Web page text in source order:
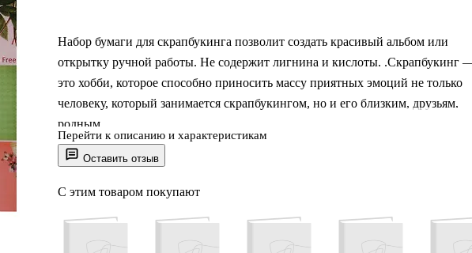
Оставить отзыв
Набор бумаги для скрапбукинга позволит создать красивый альбом или
открытку ручной работы. Не содержит лигнина и кислоты. .Скрапбукинг
это хобби, которое способно приносить массу приятных эмоций не только
человеку, который занимается скрапбукингом, но и его близким, друзьям,
родным.
Перейти к описанию и характеристикам
С этим товаром покупают